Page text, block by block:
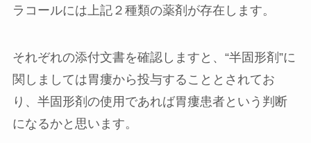
ラコールには上記２種類の薬剤が存在します。
それぞれの添付文書を確認しますと、“半固形剤 ”に
関しましては胃瘻から投与することとされてお
り、半固形剤の使用であれば胃瘻患者という判断
になるかと思います。